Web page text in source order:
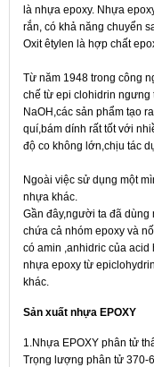
là nhựa epoxy. Nhựa
rắn, có khả năng chuyển
Oxit êtylen là hợp chất
Từ năm 1948 trong công
chế từ epi clohidrin ngưng
NaOH,các sản phẩm tạo
quí,bám dính rất tốt với
độ co không lớn,chịu tác
Ngoài việc sử dụng một
nhựa khác.
Gần đây,người ta đã
chứa cả nhóm epoxy và
có amin ,anhidric của acid
nhựa epoxy từ
khác.
Sản xuất nhựa EPOXY
1.Nhựa EPOXY phân tử
Trọng lượng phân tử 370-